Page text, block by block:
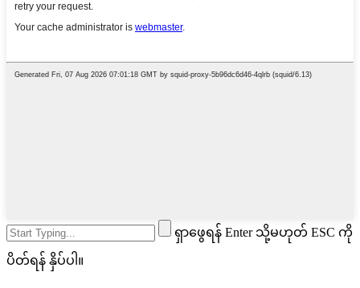
ရှာဖွေရန် Enter သို့မဟုတ် ESC ကို
ပိတ်ရန် နှိပ်ပါ။